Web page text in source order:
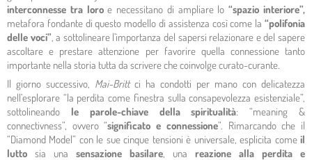
interconnesse tra loroe necessitano di ampliare lo “spazio interiore”,
metafora fondante di questo modello di assistenza così come la “polifonia
delle voci” , a sottolineare l’importanza del sapersi relazionare e del sapere
ascoltare e prestare attenzione per favorire quella connessione tanto
importante nella storia tutta da scrivere che coinvolge curato-curante.
Il giorno successivo, Mai-Brittci ha condotti per mano con delicatezza
nell’esplorare “la perdita come finestra sulla consapevolezza esistenziale”,
sottolineando le parole-chiave della spiritualità: “meaning &
connectivness”, ovvero “significato e connessione”. Rimarcando che il
“Diamond Model” con le sue cinque tensioni è universale, esplicita come il
lutto sia una sensazione basilare, una reazione alla perdita e